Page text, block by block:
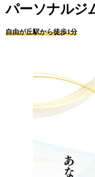
パーソナルジ
自由が丘駅から徒歩1分